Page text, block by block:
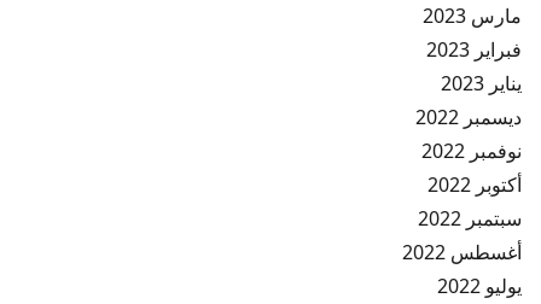
مارس 2023
فبراير 2023
يناير 2023
ديسمبر 2022
نوفمبر 2022
أكتوبر 2022
سبتمبر 2022
أغسطس 2022
يوليو 2022